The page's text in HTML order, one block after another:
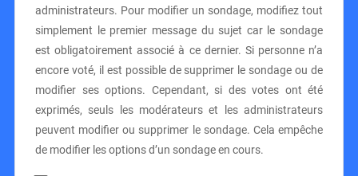
administrateurs. Pour modifier un sondage, modifiez tout
simplement le premier message du sujet car le sondage
est obligatoirement associé à ce dernier. Si personne n’a
encore voté, il est possible de supprimer le sondage ou de
modifier ses options. Cependant, si des votes ont été
exprimés, seuls les modérateurs et les administrateurs
peuvent modifier ou supprimer le sondage. Cela empêche
de modifier les options d’un sondage en cours.